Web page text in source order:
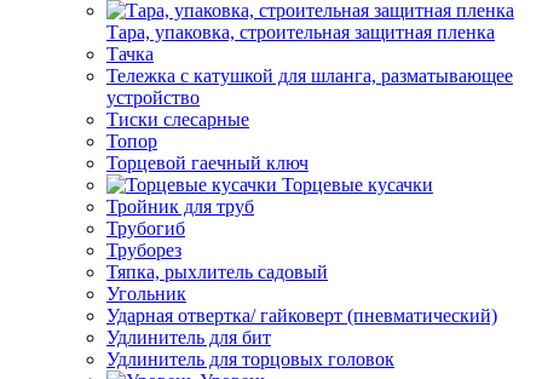
Тара, упаковка, строительная защитная пленка
Тачка
Тележка с катушкой для шланга, разматывающее
устройство
Тиски слесарные
Топор
Торцевой гаечный ключ
Торцевые кусачки
Тройник для труб
Трубогиб
Труборез
Тяпка, рыхлитель садовый
Угольник
Ударная отвертка/ гайковерт (пневматический)
Удлинитель для бит
Удлинитель для торцовых головок